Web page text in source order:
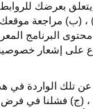
بعرضك للروابط
، (ب) مراجعة موقعك
محتوى البرنامج
على إشعار
تلك الواردة في
، (ج) فشلنا في فرض